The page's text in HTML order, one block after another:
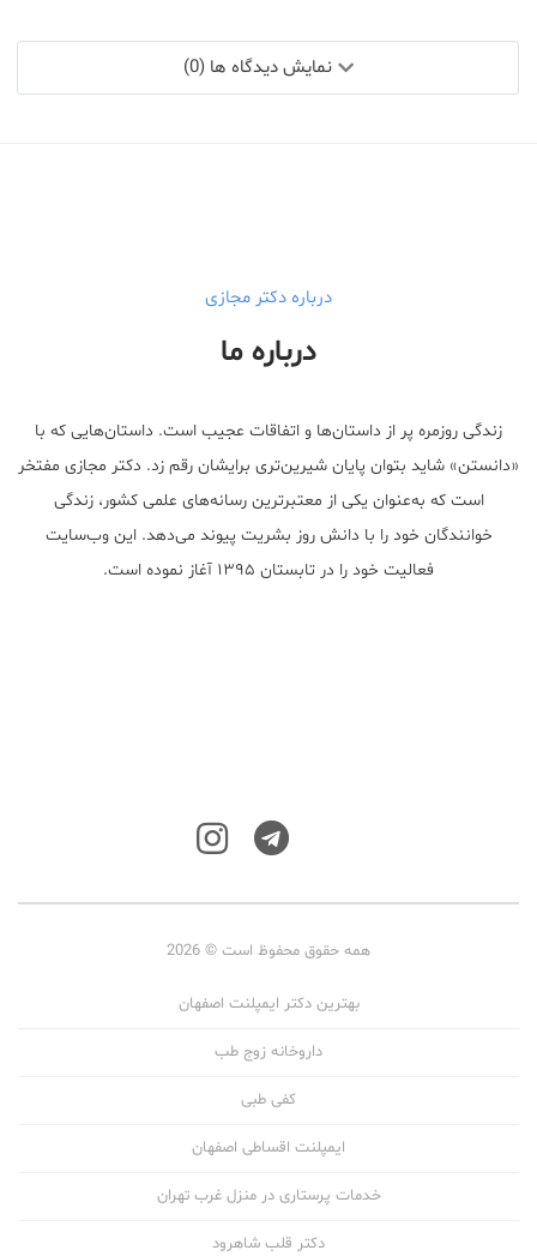
نمایش دیدگاه ها (0)
درباره دکتر مجازی
درباره ما
زندگی روزمره پر از داستان‌ها و اتفاقات عجیب است. داستان‌هایی که با
«دانستن» شاید بتوان پایان شیرین‌تری برایشان رقم زد. دکتر مجازی مفتخر
است که به‌عنوان یکی از معتبر‌ترین رسانه‌های علمی کشور، زندگی
خوانندگان خود را با دانش روز بشریت پیوند می‌دهد. این وب‌سایت
فعالیت خود را در تابستان ۱۳۹۵ آغاز نموده است.
همه حقوق محفوظ است © 2026
بهترین دکتر ایمپلنت اصفهان
داروخانه زوج طب
کفی طبی
ایمپلنت اقساطی اصفهان
خدمات پرستاری در منزل غرب تهران
دکتر قلب شاهرود